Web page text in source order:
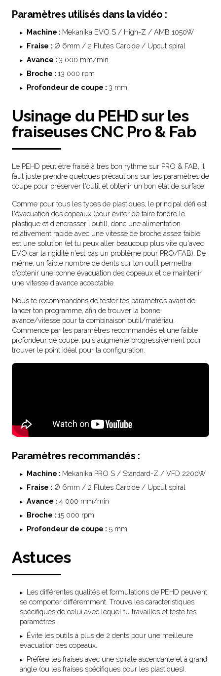
Paramètres utilisés dans la vidéo :
Machine : Mekanika EVO S / High-Z / AMB 1050W
Fraise : Ø 6mm / 2 Flutes Carbide / Upcut spiral
Avance : 3 000 mm/min
Broche : 13 000 rpm
Profondeur de coupe : 3 mm
Usinage du PEHD sur les
fraiseuses CNC Pro & Fab
Le PEHD peut être fraisé à très bon rythme sur PRO & FAB, il
faut juste prendre quelques précautions sur les paramètres de
coupe pour préserver l'outil et obtenir un bon état de surface.
Comme pour tous les types de plastiques, le principal défi est
l'évacuation des copeaux (pour éviter de faire fondre le
plastique et d'encrasser l'outil), donc une alimentation
relativement rapide avec une vitesse de broche assez faible
est une solution (et tu peux aller beaucoup plus vite qu'avec
EVO car la rigidité n'est pas un problème pour PRO/FAB). De
même, un faible nombre de dents sur ton outil permettra
d'obtenir une bonne évacuation des copeaux et de maintenir
une vitesse d'avance acceptable.
Nous te recommandons de tester tes paramètres avant de
lancer ton programme, afin de trouver la bonne
avance/vitesse pour ta combinaison outil/matériau.
Commence par les paramètres recommandés et une faible
profondeur de coupe, puis augmente progressivement pour
trouver le point idéal pour ta configuration.
Paramètres recommandés :
Machine : Mekanika PRO S / Standard-Z / VFD 2200W
Fraise : Ø 6mm / 2 Flutes Carbide / Upcut spiral
Avance : 4 000 mm/min
Broche : 15 000 rpm
Profondeur de coupe : 5 mm
Astuces
Les différentes qualités et formulations de PEHD peuvent
se comporter différemment. Trouve les caractéristiques
spécifiques de celui avec lequel tu travailles et teste tes
paramètres.
Évite les outils à plus de 2 dents pour une meilleure
évacuation des copeaux.
Préfère les fraises avec une spirale ascendante et à grand
angle (ou les fraises spécifiques pour les plastiques).